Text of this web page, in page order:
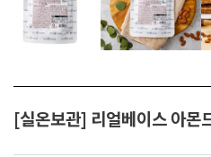
[실온보관] 리얼베이스 아